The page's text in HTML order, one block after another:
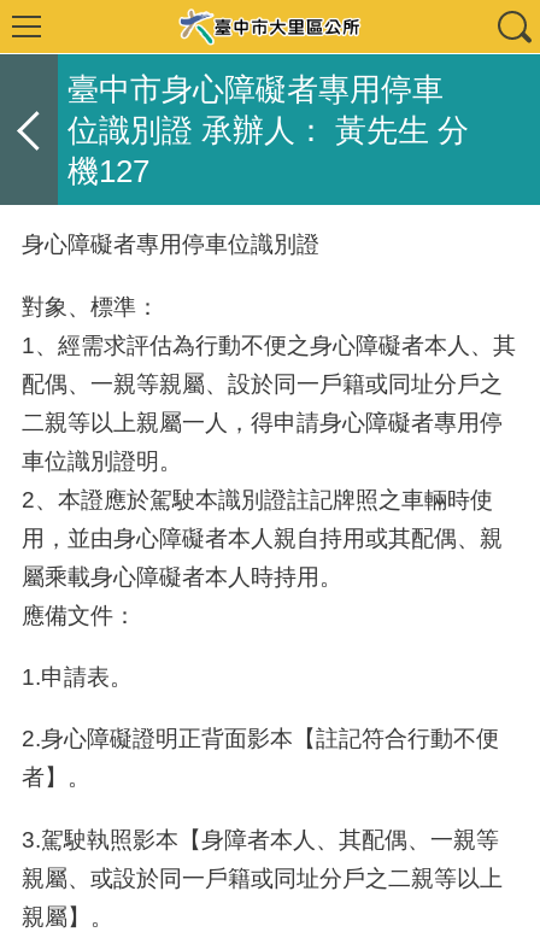
臺中市身心障礙者專用停車
位識別證 承辦人： 黃先生 分
機127
身心障礙者專用停車位識別證
對象、標準：
1、經需求評估為行動不便之身心障礙者本人、其
配偶、一親等親屬、設於同一戶籍或同址分戶之
二親等以上親屬一人，得申請身心障礙者專用停
車位識別證明。
2、本證應於駕駛本識別證註記牌照之車輛時使
用，並由身心障礙者本人親自持用或其配偶、親
屬乘載身心障礙者本人時持用。
應備文件：
1.申請表。
2.身心障礙證明正背面影本【註記符合行動不便
者】。
3.駕駛執照影本【身障者本人、其配偶、一親等
親屬、或設於同一戶籍或同址分戶之二親等以上
親屬】。